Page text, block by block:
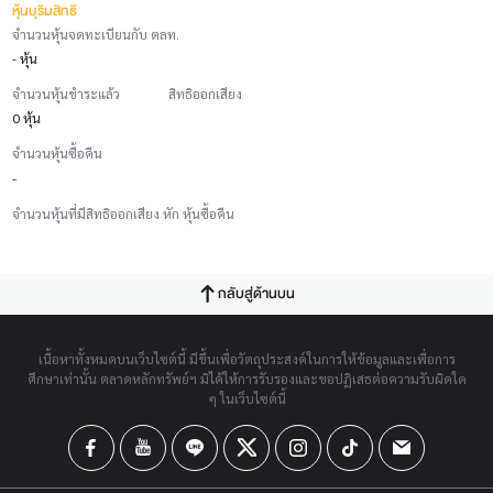
หุ้นบุริมสิทธิ
จำนวนหุ้นจดทะเบียนกับ ตลท.
- หุ้น
จำนวนหุ้นชำระแล้ว
0 หุ้น
สิทธิออกเสียง
จำนวนหุ้นซื้อคืน
-
จำนวนหุ้นที่มีสิทธิออกเสียง หัก หุ้นซื้อคืน
กลับสู่ด้านบน
เนื้อหาทั้งหมดบนเว็บไซต์นี้ มีขึ้นเพื่อวัตถุประสงค์ในการให้ข้อมูลและเพื่อการ
ศึกษาเท่านั้น ตลาดหลักทรัพย์ฯ มิได้ให้การรับรองและขอปฏิเสธต่อความรับผิดใด
ๆ ในเว็บไซต์นี้